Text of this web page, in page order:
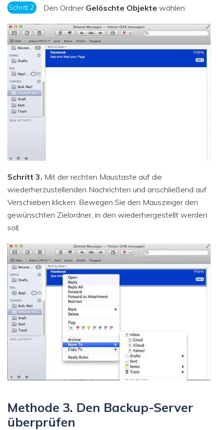
Schritt 2. Den Ordner Gelöschte Objekte wählen
Schritt 3. Mit der rechten Maustaste auf die
wiederherzustellenden Nachrichten und anschließend auf
Verschieben klicken. Bewegen Sie den Mauszeiger den
gewünschten Zielordner, in den wiederhergestellt werden
soll.
Methode 3. Den Backup-Server
überprüfen